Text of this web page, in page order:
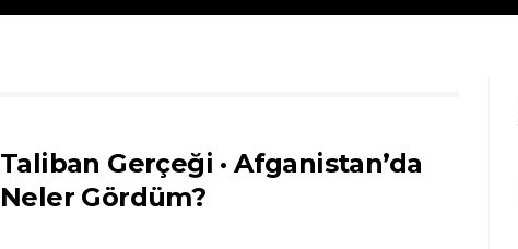
Taliban Gerçeği · Afganistan’da
Neler Gördüm?